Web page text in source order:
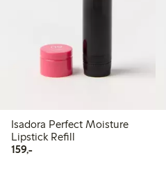
Isadora Perfect Moisture
Lipstick Refill
159,-159,00 kr